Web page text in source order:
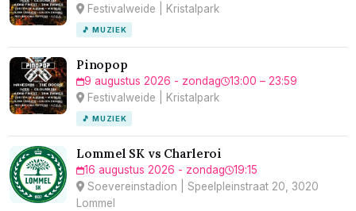
Festivalweide | Kristalpark
🎵 MUZIEK
Pinopop
9 augustus 2026 - zondag
13:00 – 23:59
Festivalweide | Kristalpark
🎵 MUZIEK
Lommel SK vs Charleroi
16 augustus 2026 - zondag
19:15
Soevereinstadion | Speelpleinstraat 20, 3020
Lommel